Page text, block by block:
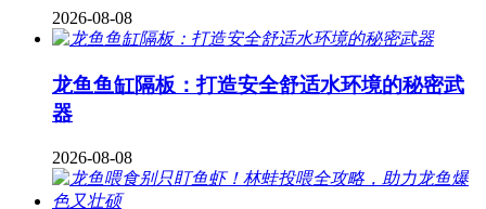
2026-08-08
龙鱼鱼缸隔板：打造安全舒适水环境的秘密武
器
2026-08-08